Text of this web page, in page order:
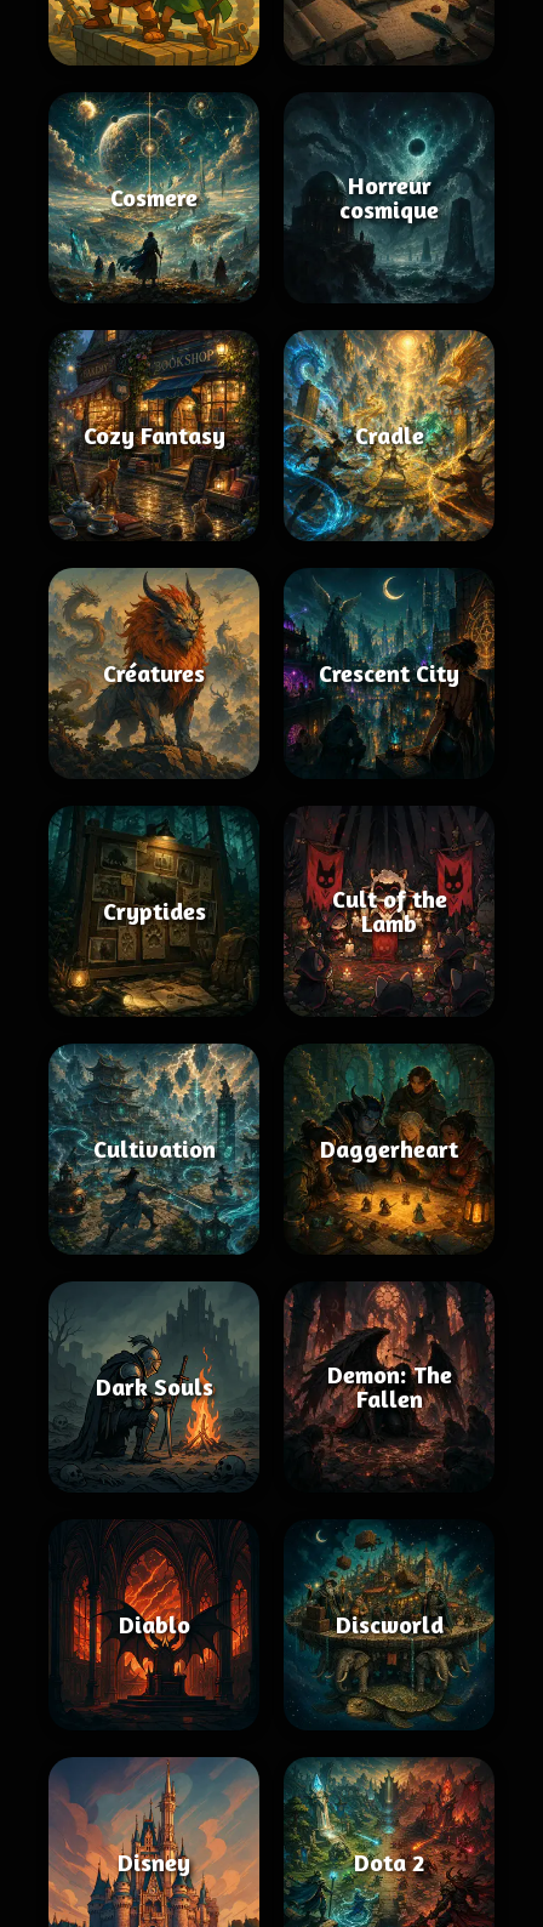
Cosmere
Horreur
cosmique
Cozy Fantasy Cradle
Créatures Crescent City
Cryptides
Cult of the
Lamb
Cultivation Daggerheart
Dark Souls
Demon: The
Fallen
Diablo Discworld
Disney Dota 2